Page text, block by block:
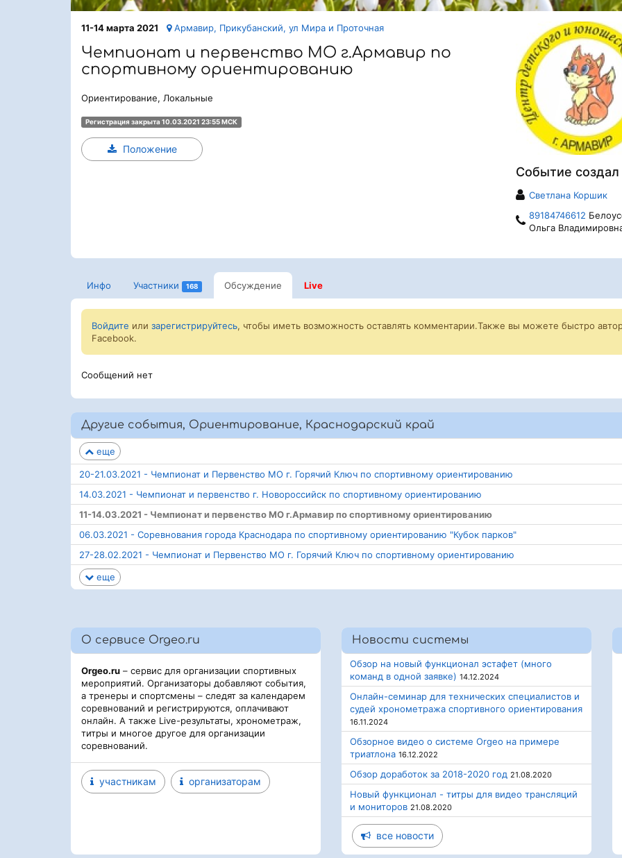
Событие создал
Светлана Коршик
89184746612
Ольга
11-14 марта 2021 Армавир, Прикубанский, ул Мира и Проточная
Чемпионат и первенство МО г.Армавир по
спортивному ориентированию
Ориентирование, Локальные
Регистрация закрыта 10.03.2021 23:55 МСК
Положение
Инфо Участники 168 Обсуждение Live
Войдите или зарегистрируйтесь, чтобы иметь возможность оставлять комментарии.Также вы можете быстро
Facebook.
Сообщений нет
Другие события, Ориентирование, Краснодарский край
еще
20-21.03.2021 - Чемпионат и Первенство МО г. Горячий Ключ по спортивному ориентированию
14.03.2021 - Чемпионат и первенство г. Новороссийск по спортивному ориентированию
11-14.03.2021 - Чемпионат и первенство МО г.Армавир по спортивному ориентированию
06.03.2021 - Соревнования города Краснодара по спортивному ориентированию "Кубок парков"
27-28.02.2021 - Чемпионат и Первенство МО г. Горячий Ключ по спортивному ориентированию
еще
О сервисе Orgeo.ru
Orgeo.ru – сервис для организации спортивных
мероприятий. Организаторы добавляют события,
а тренеры и спортсмены – следят за календарем
соревнований и регистрируются, оплачивают
онлайн. А также Live-результаты, хронометраж,
титры и многое другое для организации
соревнований.
участникам организаторам
Новости системы
Обзор на новый функционал эстафет (много
команд в одной заявке) 14.12.2024
Онлайн-семинар для технических специалистов и
судей хронометража спортивного ориентирования
16.11.2024
Обзорное видео о системе Orgeo на примере
триатлона 16.12.2022
Обзор доработок за 2018-2020 год 21.08.2020
Новый функционал - титры для видео трансляций
и мониторов 21.08.2020
все новости